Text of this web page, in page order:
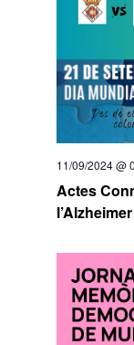
11/09/2024 @
Actes
l’Alzheimer